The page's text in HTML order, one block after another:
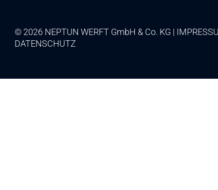
© 2026 NEPTUN WERFT GmbH & Co. KG
DATENSCHUTZ